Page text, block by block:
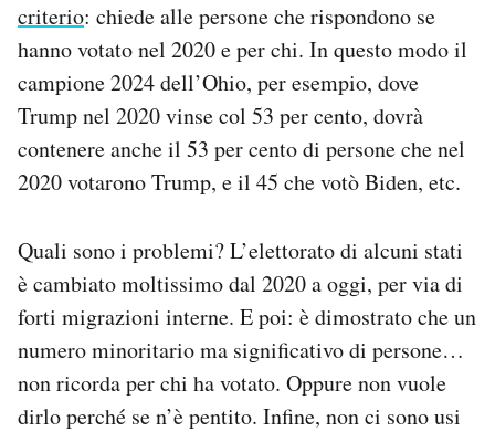
criterio: chiede alle persone che rispondono se
hanno votato nel 2020 e per chi. In questo modo il
campione 2024 dell’Ohio, per esempio, dove
Trump nel 2020 vinse col 53 per cento, dovrà
contenere anche il 53 per cento di persone che nel
2020 votarono Trump, e il 45 che votò Biden, etc.
Quali sono i problemi? L’elettorato di alcuni stati
è cambiato moltissimo dal 2020 a oggi, per via di
forti migrazioni interne. E poi: è dimostrato che un
numero minoritario ma significativo di persone…
non ricorda per chi ha votato. Oppure non vuole
dirlo perché se n’è pentito. Infine, non ci sono usi